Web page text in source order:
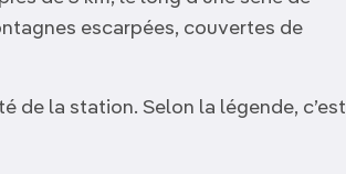
escarpées, couvertes de
de la station. Selon la légende, c’est